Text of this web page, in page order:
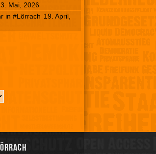
Mai, 2026
in #Lörrach 19. April,